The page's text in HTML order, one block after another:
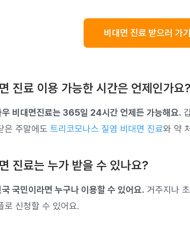
비대면 진료 받으러 가
진료 이용 가능한 시간은 언제인가요
우 비대면진료는 365일 24시간 언제든 가능해요.
은 주말에도 트리코모나스 질염 비대면 진료와 약
진료는 누가 받을 수 있나요?
국 국민이라면 누구나 이용할 수 있어요. 거주지나
로 신청할 수 있어요.